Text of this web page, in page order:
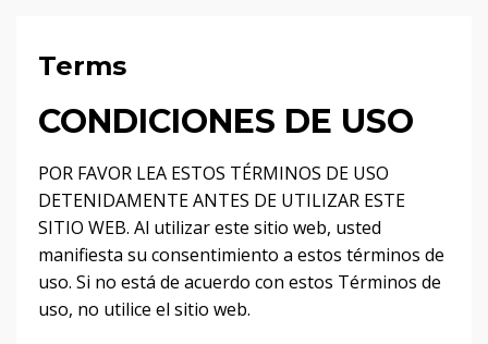
Terms
CONDICIONES DE USO
POR FAVOR LEA ESTOS TÉRMINOS DE USO
DETENIDAMENTE ANTES DE UTILIZAR ESTE
SITIO WEB. Al utilizar este sitio web, usted
manifiesta su consentimiento a estos términos de
uso. Si no está de acuerdo con estos Términos de
uso, no utilice el sitio web.